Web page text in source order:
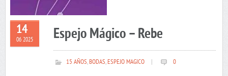
14
06 2025 Espejo Mágico – Rebe
15 AÑOS,BODAS,ESPEJO MAGICO 0